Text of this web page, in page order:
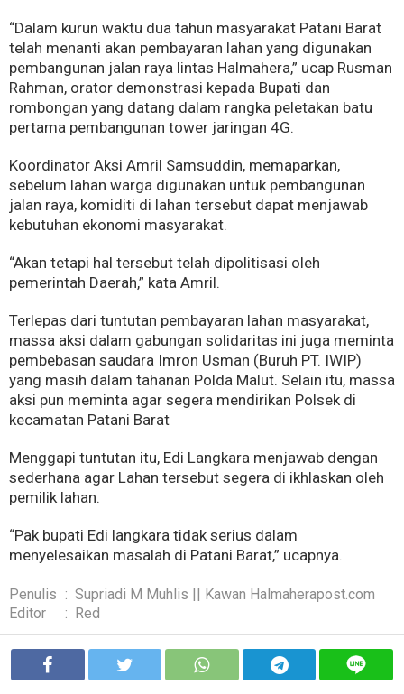
“Dalam kurun waktu dua tahun masyarakat Patani Barat
telah menanti akan pembayaran lahan yang digunakan
pembangunan jalan raya lintas Halmahera,” ucap Rusman
Rahman, orator demonstrasi kepada Bupati dan
rombongan yang datang dalam rangka peletakan batu
pertama pembangunan tower jaringan 4G.
Koordinator Aksi Amril Samsuddin, memaparkan,
sebelum lahan warga digunakan untuk pembangunan
jalan raya, komiditi di lahan tersebut dapat menjawab
kebutuhan ekonomi masyarakat.
“Akan tetapi hal tersebut telah dipolitisasi oleh
pemerintah Daerah,” kata Amril.
Terlepas dari tuntutan pembayaran lahan masyarakat,
massa aksi dalam gabungan solidaritas ini juga meminta
pembebasan saudara Imron Usman (Buruh PT. IWIP)
yang masih dalam tahanan Polda Malut. Selain itu, massa
aksi pun meminta agar segera mendirikan Polsek di
kecamatan Patani Barat
Menggapi tuntutan itu, Edi Langkara menjawab dengan
sederhana agar Lahan tersebut segera di ikhlaskan oleh
pemilik lahan.
“Pak bupati Edi langkara tidak serius dalam
menyelesaikan masalah di Patani Barat,” ucapnya.
Penulis : Supriadi M Muhlis || Kawan Halmaherapost.com
Editor
: Red